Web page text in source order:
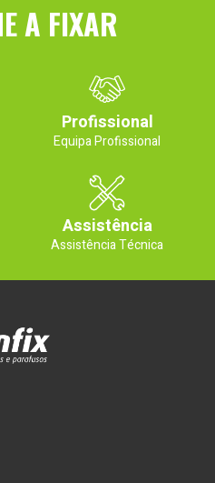
A FIXAR
Profissional
Equipa Profissional
Assistência
Assistência Técnica